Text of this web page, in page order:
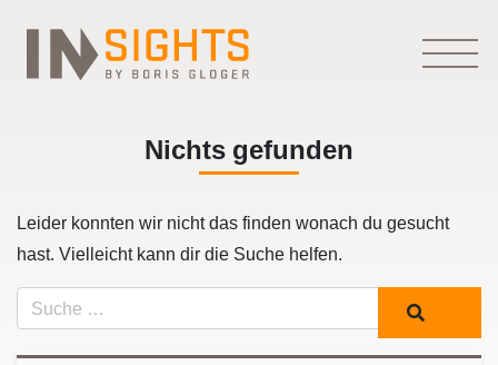
Nichts gefunden
Leider konnten wir nicht das finden wonach du gesucht
hast. Vielleicht kann dir die Suche helfen.
Suche